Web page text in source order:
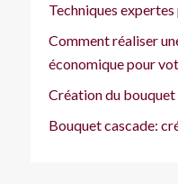
Techniques
Comment réaliser
économique pour
Création du
Bouquet cascade: